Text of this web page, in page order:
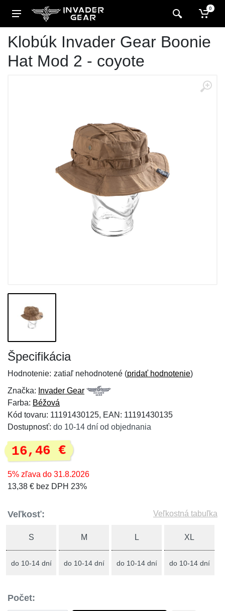
0
Klobúk Invader Gear Boonie
Hat Mod 2 - coyote
Špecifikácia
Hodnotenie: zatiaľ nehodnotené (pridať hodnotenie)
Značka: Invader Gear
Farba: Béžová
Kód tovaru: 11191430125, EAN: 11191430135
Dostupnosť: do 10-14 dní od objednania
16,46 €
5% zľava do 31.8.2026
13,38 € bez DPH 23%
Veľkosť: Veľkostná tabuľka
S
do 10-14 dní
M
do 10-14 dní
L
do 10-14 dní
XL
do 10-14 dní
Počet: